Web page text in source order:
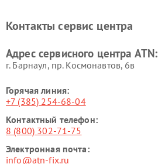
Контакты сервис центра
Адрес сервисного центра ATN:
г. Барнаул, ​пр. Космонавтов, 6в
Горячая линия:
+7 (385) 254-68-04
Контактный телефон:
8 (800) 302-71-75
Электронная почта:
info@atn-fix.ru